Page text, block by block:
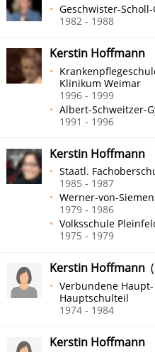
Geschwister-
1982 - 1988
Kerstin Hoffmann
Klinikum Weimar
1996 - 1999
Albert-Schweitzer-
1991 - 1996
Kerstin Hoffmann
Staatl.
1985 - 1987
Werner-von-
1979 - 1986
Volksschule
1975 - 1979
Kerstin Hoffmann
Verbundene
Hauptschulteil
1974 - 1984
Kerstin Hoffmann